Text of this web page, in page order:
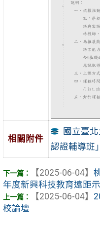
相關附件
國立臺
認證輔導班」
【2025-06-04】
年度新興科技教育遠距
【2025-06-04】
校論壇